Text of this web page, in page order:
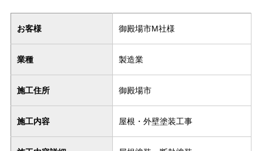
お客様 御殿場市M社様
業種 製造業
施工住所 御殿場市
施工内容 屋根・外壁塗装工事